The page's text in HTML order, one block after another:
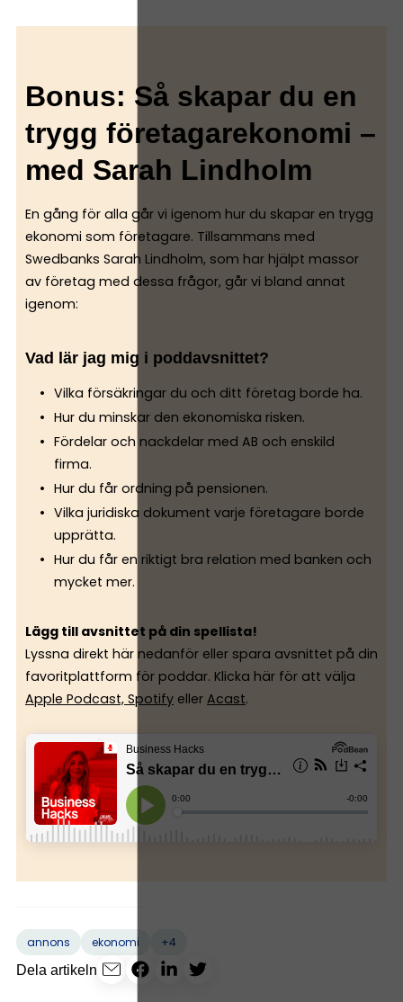
Bonus: Så skapar du en
trygg företagarekonomi –
med Sarah Lindholm
En gång för alla går vi igenom hur du skapar en trygg
ekonomi som företagare. Tillsammans med
Swedbanks Sarah Lindholm, som har hjälpt massor
av företag med dessa frågor, går vi bland annat
igenom:
Vad lär jag mig i poddavsnittet?
Vilka försäkringar du och ditt företag borde ha.
Hur du minskar den ekonomiska risken.
Fördelar och nackdelar med AB och enskild
firma.
Hur du får ordning på pensionen.
Vilka juridiska dokument varje företagare borde
upprätta.
Hur du får en riktigt bra relation med banken och
mycket mer.
Lägg till avsnittet på din spellista!
Lyssna direkt här nedanför eller spara avsnittet på din
favoritplattform för poddar. Klicka här för att välja
Apple Podcast, Spotify eller Acast.
annons ekonomi
+4
Dela artikeln